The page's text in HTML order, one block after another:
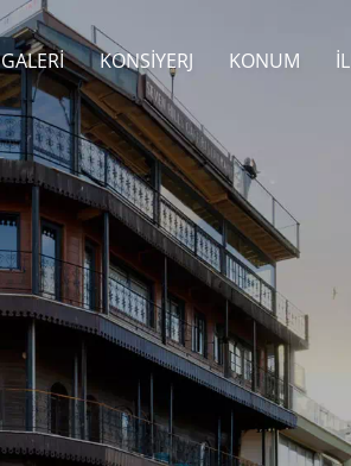
GALERI KONSIYERJ KONUM